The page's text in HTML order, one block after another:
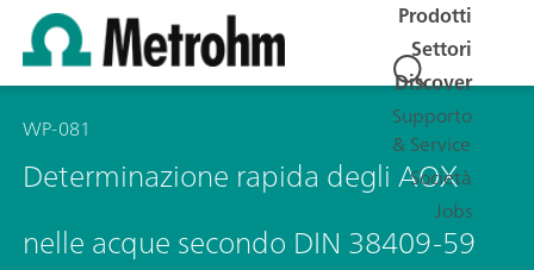
Prodotti
Settori
Discover
Supporto
& Service
Società
Jobs
WP-081
Determinazione rapida degli AOX
nelle acque secondo DIN 38409-59